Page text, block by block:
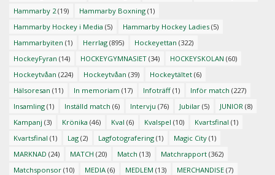
Hammarby 2 (19) Hammarby Boxning (1)
Hammarby Hockey i Media (5) Hammarby Hockey Ladies (5)
Hammarbyiten (1) Herrlag (895) Hockeyettan (322)
HockeyFyran (14) HOCKEYGYMNASIET (34) HOCKEYSKOLAN (60)
Hockeytvåan (224) Hockeytvåan (39) Hockeytältet (6)
Hälsoresan (11) In memoriam (17) Infoträff (1) Inför match (227)
Insamling (1) Inställd match (6) Intervju (76) Jubilar (5) JUNIOR (8)
Kampanj (3) Krönika (46) Kval (6) Kvalspel (10) Kvartsfinal (1)
Kvartsfinal (1) Lag (2) Lagfotografering (1) Magic City (1)
MARKNAD (24) MATCH (20) Match (13) Matchrapport (362)
Matchsponsor (10) MEDIA (6) MEDLEM (13) MERCHANDISE (7)